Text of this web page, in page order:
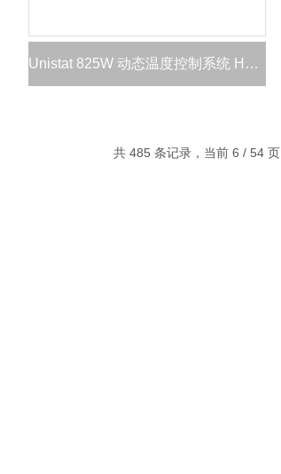
Unistat 825W 动态温度控制系统 Huber
共 485 条记录，当前 6 / 54 页